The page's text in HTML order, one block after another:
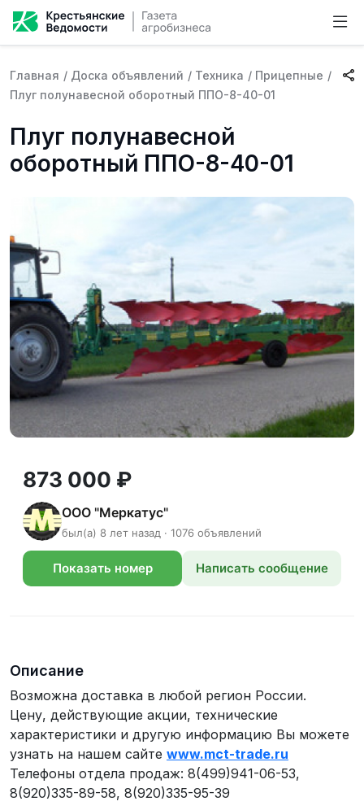
Главная / Доска объявлений / Техника / Прицепные /
Плуг полунавесной оборотный ППО-8-40-01
Плуг полунавесной
оборотный ППО-8-40-01
873 000 ₽
ООО "Меркатус"
был(а) 8 лет назад · 1076 объявлений
Показать номер Написать сообщение
Описание
Возможна доставка в любой регион России.
Цену, действующие акции, технические
характеристики и другую информацию Вы можете
узнать на нашем сайте www.mct-trade.ru
Телефоны отдела продаж: 8(499)941-06-53,
8(920)335-89-58, 8(920)335-95-39